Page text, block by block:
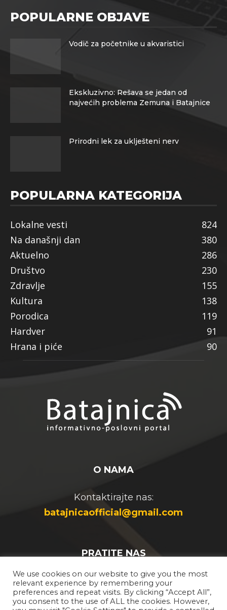
POPULARNE OBJAVE
Vodič za početnike u akvaristici
Ekskluzivno: Rešava se jedan od
najvećih problema Zemuna i Batajnice
Prirodni lek za uklješteni nerv
POPULARNA KATEGORIJA
Lokalne vesti
824
Na današnji dan
380
Aktuelno
286
Društvo
230
Zdravlje
155
Kultura
138
Porodica
119
Hardver
91
Hrana i piće
90
O NAMA
Kontaktirajte nas:
batajnicaofficial@gmail.com
PRATITE NAS
We use cookies on our website to give you the most
relevant experience by remembering your
preferences and repeat visits. By clicking “Accept All”,
you consent to the use of ALL the cookies. However,